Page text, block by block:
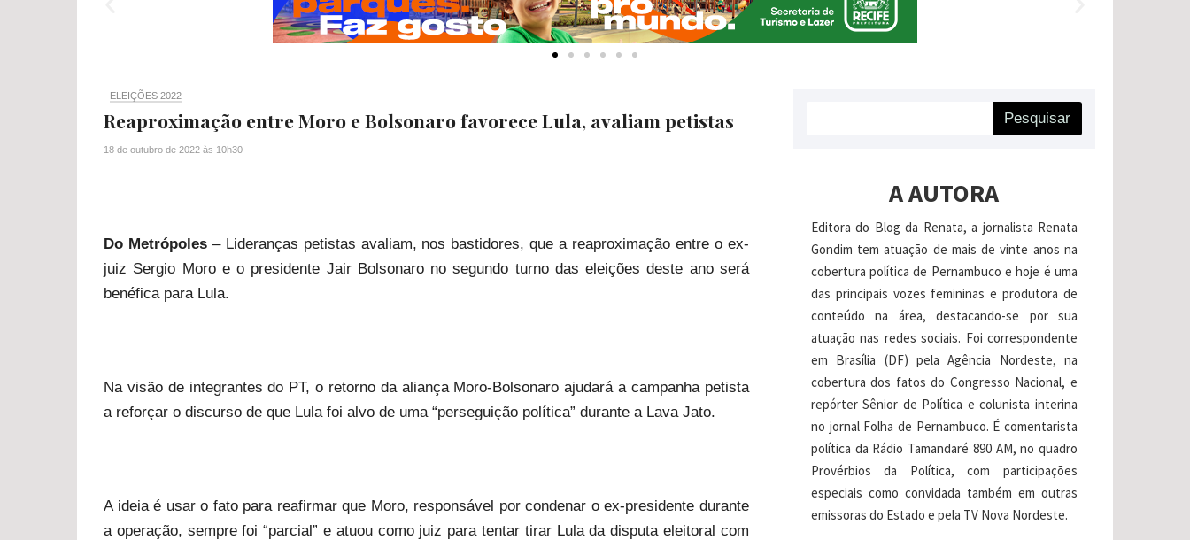
ELEIÇÕES 2022
Reaproximação entre Moro e Bolsonaro favorece Lula, avaliam petistas
18 de outubro de 2022 às 10h30
Do Metrópoles– Lideranças petistas avaliam, nos bastidores, que a reaproximação entre o ex-
juiz Sergio Moro e o presidente Jair Bolsonaro no segundo turno das eleições deste ano será
benéfica para Lula.
Na visão de integrantes do PT, o retorno da aliança Moro-Bolsonaro ajudará a campanha petista
a reforçar o discurso de que Lula foi alvo de uma “perseguição política” durante a Lava Jato.
A ideia é usar o fato para reafirmar que Moro, responsável por condenar o ex-presidente durante
a operação, sempre foi “parcial” e atuou como juiz para tentar tirar Lula da disputa eleitoral com
Pesquisar
A AUTORA
Editora do Blog da Renata, a jornalista Renata
Gondim tem atuação de mais de vinte anos na
cobertura política de Pernambuco e hoje é uma
das principais vozes femininas e produtora de
conteúdo na área, destacando-se por sua
atuação nas redes sociais. Foi correspondente
em Brasília (DF) pela Agência Nordeste, na
cobertura dos fatos do Congresso Nacional, e
repórter Sênior de Política e colunista interina
no jornal Folha de Pernambuco. É comentarista
política da Rádio Tamandaré 890 AM, no quadro
Provérbios da Política, com participações
especiais como convidada também em outras
emissoras do Estado e pela TV Nova Nordeste.